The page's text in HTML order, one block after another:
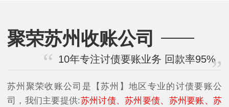
聚荣苏州收账公司
10年专注讨债要账业务 回款率95%
苏州聚荣收账公司是【苏州】地区专业的讨债要账公
司，我们主要提供:苏州讨债、苏州要债、苏州要账、苏